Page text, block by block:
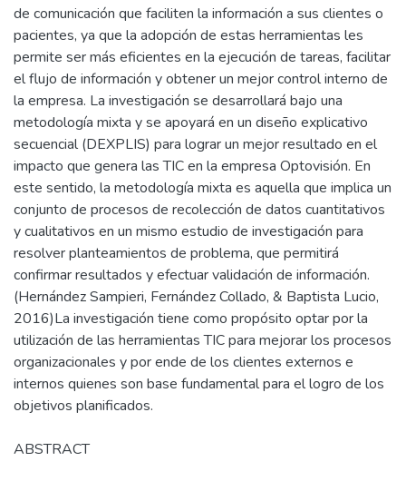
de comunicación que faciliten la información a sus clientes o
pacientes, ya que la adopción de estas herramientas les
permite ser más eficientes en la ejecución de tareas, facilitar
el flujo de información y obtener un mejor control interno de
la empresa. La investigación se desarrollará bajo una
metodología mixta y se apoyará en un diseño explicativo
secuencial (DEXPLIS) para lograr un mejor resultado en el
impacto que genera las TIC en la empresa Optovisión. En
este sentido, la metodología mixta es aquella que implica un
conjunto de procesos de recolección de datos cuantitativos
y cualitativos en un mismo estudio de investigación para
resolver planteamientos de problema, que permitirá
confirmar resultados y efectuar validación de información.
(Hernández Sampieri, Fernández Collado, & Baptista Lucio,
2016)La investigación tiene como propósito optar por la
utilización de las herramientas TIC para mejorar los procesos
organizacionales y por ende de los clientes externos e
internos quienes son base fundamental para el logro de los
objetivos planificados.
ABSTRACT